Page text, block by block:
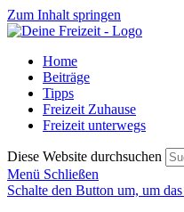
Zum Inhalt springen
Home
Beiträge
Tipps
Freizeit Zuhause
Freizeit unterwegs
Diese Website durchsuchen
Menü Schließen
Schalte den Button um, um